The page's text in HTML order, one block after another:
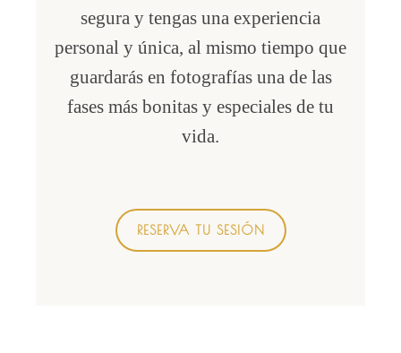
segura y tengas una experiencia
personal y única, al mismo tiempo que
guardarás en fotografías una de las
fases más bonitas y especiales de tu
vida.
RESERVA TU SESIÓN